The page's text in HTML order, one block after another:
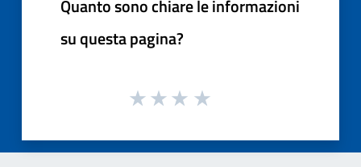
Quanto sono chiare le informazioni
su questa pagina?